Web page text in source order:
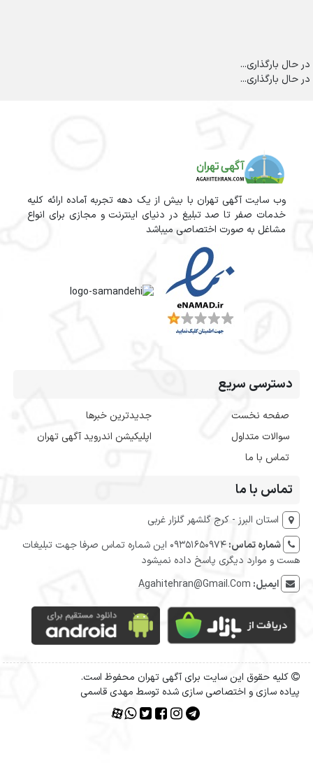
در حال بارگذاری...
در حال بارگذاری...
وب سایت آگهی تهران با بیش از یک دهه تجربه آماده ارائه کلیه
خدمات صفر تا صد تبلیغ در دنیای اینترنت و مجازی برای انواع
مشاغل به صورت اختصاصی میباشد
دسترسی سریع
صفحه نخست
سوالات متداول
تماس با ما
جدیدترین خبرها
اپلیکیشن اندروید آگهی تهران
تماس با ما
استان البرز - کرج گلشهر گلزار غربی
شماره تماس:
09351650974 این شماره تماس صرفا جهت تبلیغات
هست و موارد دیگری پاسخ داده نمیشود
ایمیل: Agahitehran@Gmail.Com
کلیه حقوق این سایت برای آگهی تهران محفوظ است.
پیاده سازی و اختصاصی سازی شده توسط مهدی قاسمی